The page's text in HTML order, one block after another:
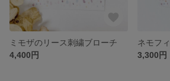
ミモザのリース刺繍ブローチ
4,400円
3,300円